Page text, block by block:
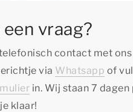
vraag?
contact met ons
via Whatsapp of
in. Wij staan 7 dagen
klaar!